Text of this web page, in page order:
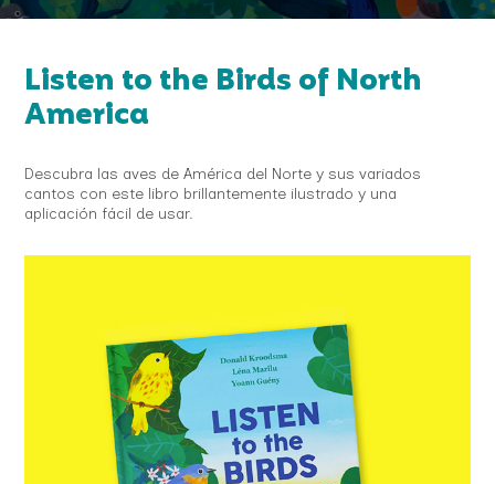
Listen to the Birds of North
America
Descubra las aves de América del Norte y sus variados
cantos con este libro brillantemente ilustrado y una
aplicación fácil de usar.